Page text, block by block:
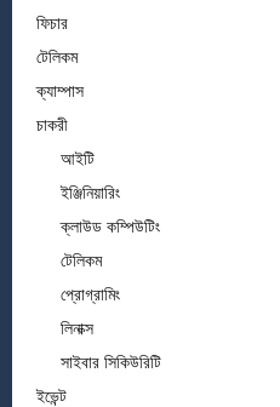
ফিচার
টেলিকম
ক্যাম্পাস
চাকরী
আইটি
ইঞ্জিনিয়ারিং
ক্লাউড কম্পিউটিং
টেলিকম
প্রোগ্রামিং
লিনাক্স
সাইবার সিকিউরিটি
ইভেন্ট